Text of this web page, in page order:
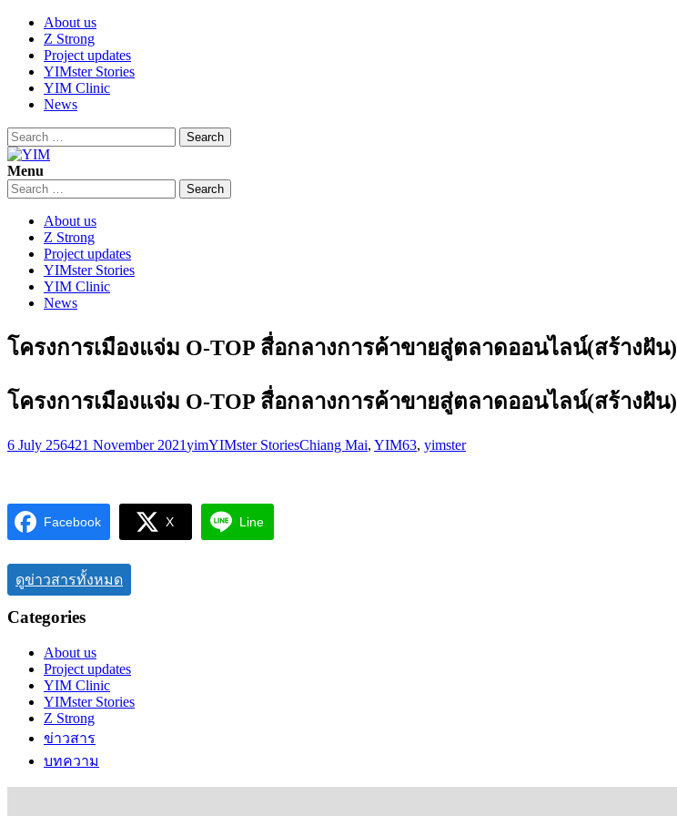
Skip
content
About us
Z Strong
Project updates
YIMster Stories
YIM Clinic
News
Search
for:
YIM
Youth Innovation Marketplace
Menu
Search
for:
About us
Z Strong
Project updates
YIMster Stories
YIM Clinic
News
โครงการเมืองแจ่ม O-TOP สื่อกลางการค้าขายสู่ตลาดออนไลน์(สร้างฝัน)
โครงการเมืองแจ่ม O-TOP สื่อกลางการค้าขายสู่ตลาดออนไลน์(สร้างฝัน)
6 July 256421 November 2021yimYIMster StoriesChiang Mai, YIM63, yimster
Facebook X Line
ดูข่าวสารทั้งหมด
Categories
About us
Project updates
YIM Clinic
YIMster Stories
Z Strong
ข่าวสาร
บทความ